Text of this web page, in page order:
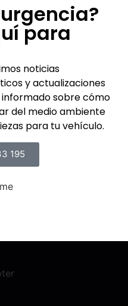
para
noticias
y actualizaciones
sobre cómo
del medio ambiente
para tu vehículo.
195